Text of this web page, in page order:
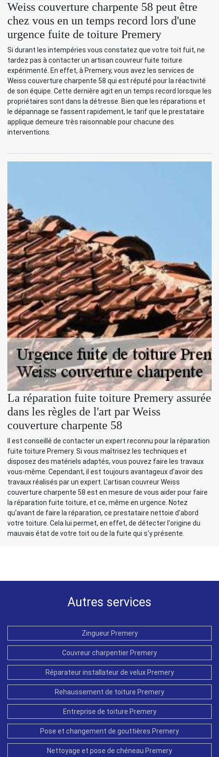
Weiss couverture charpente 58 peut être
chez vous en un temps record lors d'une
urgence fuite de toiture Premery
Si durant les intempéries vous constatez que votre toit fuit, ne
tardez pas à contacter un artisan couvreur fuite toiture
expérimenté. En effet, à Premery, vous avez les services de
Weiss couverture charpente 58 qui est réputé pour la réactivité
de son équipe. Cette dernière agit en un temps record lorsque les
propriétaires sont dans la détresse. Bien que les réparations et
le dépannage se fassent rapidement, le tarif que le prestataire
applique demeure très raisonnable pour chacune des
interventions.
La réparation fuite toiture Premery assurée
dans les règles de l'art par Weiss
couverture charpente 58
Il est conseillé de contacter un expert reconnu pour la réparation
fuite toiture Premery. Si vous maîtrisez les techniques et
disposez des matériels adaptés, vous pouvez faire les travaux
vous-même. Cependant, il est toujours avantageux d'avoir des
travaux réalisés par un expert. L'artisan couvreur Weiss
couverture charpente 58 est en mesure de vous aider pour faire
la réparation fuite toiture, et ce, même en urgence. Notez
qu'avant de faire la réparation, ce prestataire nettoie d'abord
votre toiture. Cela lui permet, en effet, de détecter l'origine du
mauvais état de votre toit ou de la fuite qui s'y présente.
Autres services
Zingueur Premery
Couvreur charpentier Premery
Réparateur installateur de velux Premery
Rehaussement de toiture Premery
Entreprise de toiture Premery
Pose et changement de gouttières Premery
Nettoyage et pose de chéneau Premery